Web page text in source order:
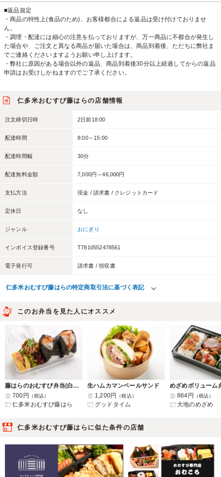
■返品規定
・商品の特性上(食品のため)、お客様都合による返品は受け付けておりませ
ん。
・調理・配達には細心の注意を払っておりますが、万一商品に不都合が発生し
た場合や、ご注文と異なる商品が届いた場合は、商品到着後、ただちに弊社ま
でご連絡くださいますようお願い申し上げます。
・弊社に原因がある場合以外の返品、商品到着後30分以上経過してからの返品
申請はお受けしかねますのでご了承ください。
仁多米おむすび藤はらの店舗情報
注文締切日時 2日前18:00
配達時間 8:00～15:00
配達時間幅 30分
配達無料金額 7,000円～46,000円
支払方法 現金 / 請求書 / クレジットカード
定休日 なし
ジャンル おにぎり
インボイス登録番号 T7810552478561
電子発行可 請求書 / 領収書
仁多米おむすび藤はらの特定商取引法に基づく表記
このお弁当を見た人にオススメ
藤はらのおむすび弁当(白干梅干し・シャケ)
700円
（税込）
仁多米おむすび藤はら
生ハムカマンベールサンド
1,200円
（税込）
グッドタイム
864円 （税込）
大地のめざめ
仁多米おむすび藤はらに似た条件の店舗